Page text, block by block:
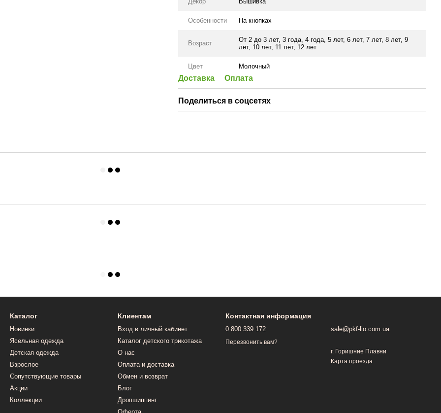
Особенности На кнопках
Возраст От 2 до 3 лет,3 года,4 года,5 лет,6 лет,7 лет,8 лет,9
лет, 10 лет, 11 лет, 12 лет
Цвет Молочный
Доставка Оплата
Поделиться в соцсетях
Каталог
Новинки
Ясельная одежда
Детская одежда
Взрослое
Сопутствующие товары
Акции
Коллекции
Клиентам
Вход в личный кабинет
Каталог детского трикотажа
О нас
Оплата и доставка
Обмен и возврат
Блог
Дропшиппинг
Контактная информация
0 800 339 172
Перезвонить вам?
sale@pkf-lio.com.ua
г. Горишние Плавни
Карта проезда